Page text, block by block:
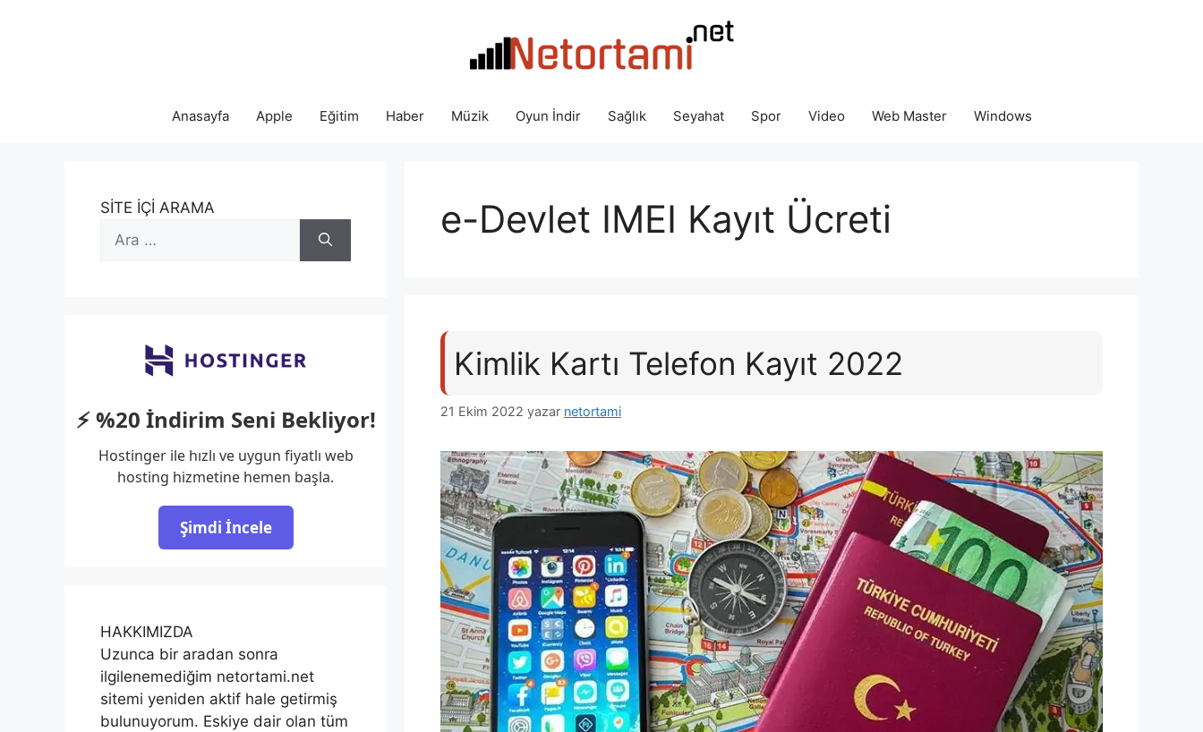
Anasayfa Apple Eğitim Haber Müzik Oyun İndir Sağlık Seyahat Spor Video Web Master Windows
e-Devlet IMEI Kayıt Ücreti
Kimlik Kartı Telefon Kayıt 2022
21 Ekim 2022 yazar netortami
SİTE İÇİ ARAMA
için
⚡ %20 İndirim Seni Bekliyor!
Hostinger ile hızlı ve uygun fiyatlı web
hosting hizmetine hemen başla.
Şimdi İncele
HAKKIMIZDA
Uzunca bir aradan sonra
ilgilenemediğim netortami.net
sitemi yeniden aktif hale getirmiş
bulunuyorum. Eskiye dair olan tüm